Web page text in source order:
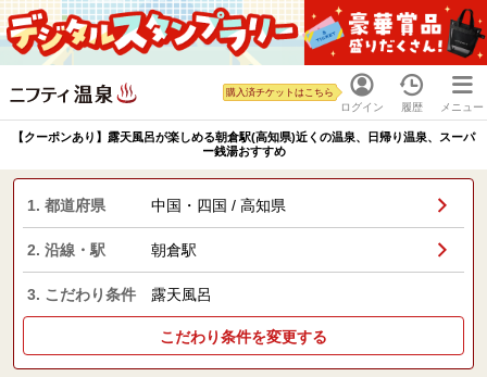
ログイン
購入済チケットはこちら
履歴 メニュー
【クーポンあり】露天風呂が楽しめる朝倉駅(高知県)近くの温泉、日帰り温泉、スーパ
ー銭湯おすすめ
1. 都道府県 中国・四国 / 高知県
2. 沿線・駅 朝倉駅
3. こだわり条件 露天風呂
こだわり条件を変更する